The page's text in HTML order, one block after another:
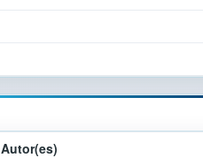
Autor(es)